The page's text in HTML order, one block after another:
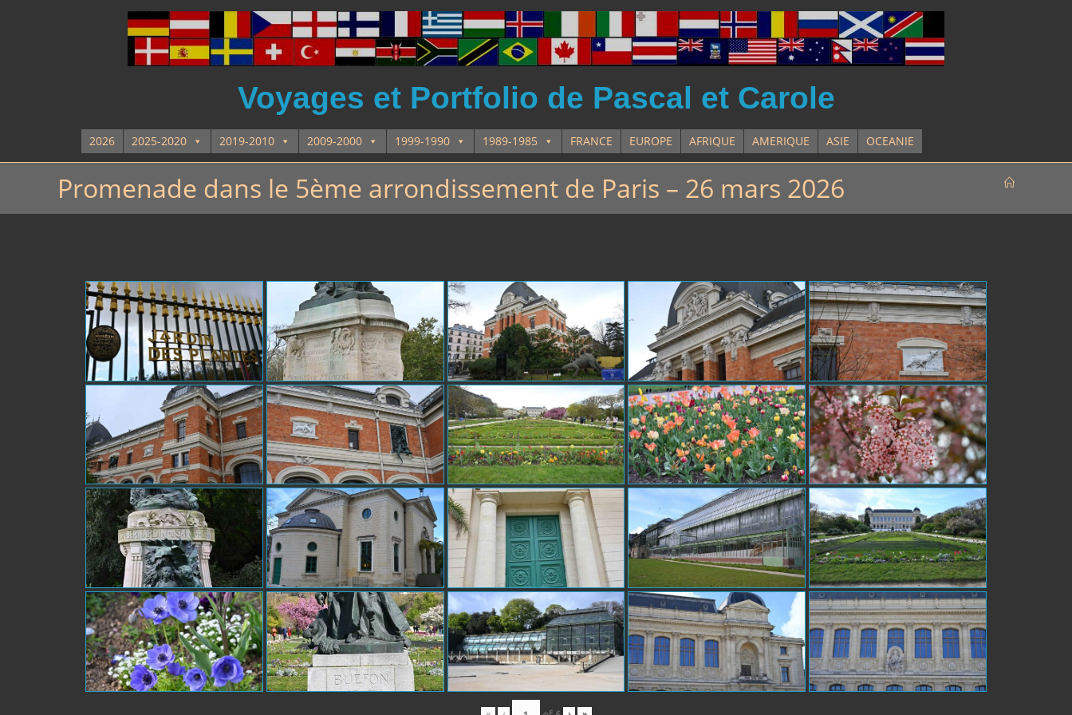
Voyages et Portfolio de Pascal et Carole
2026 2025-2020 2019-2010 2009-2000 1999-1990 1989-1985 FRANCE EUROPE AFRIQUE AMERIQUE ASIE OCEANIE
Promenade dans le 5ème arrondissement de Paris – 26 mars 2026